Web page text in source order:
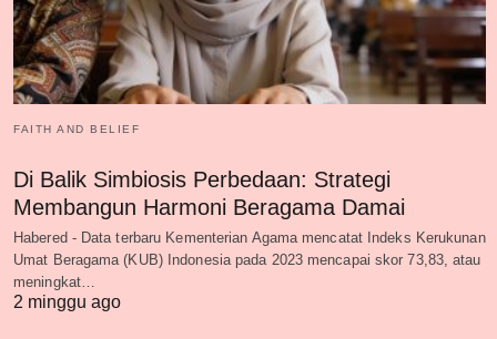
FAITH AND BELIEF
Di Balik Simbiosis Perbedaan: Strategi
Membangun Harmoni Beragama Damai
Habered - Data terbaru Kementerian Agama mencatat Indeks Kerukunan
Umat Beragama (KUB) Indonesia pada 2023 mencapai skor 73,83, atau
meningkat…
2 minggu ago